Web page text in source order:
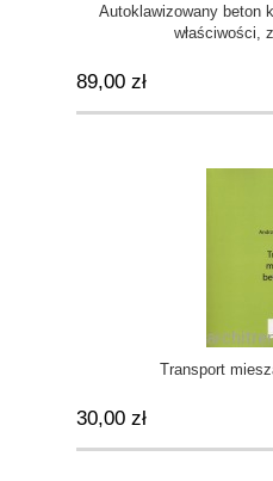
Autoklawizowany beton
właściwości,
89,00 zł
Transport
30,00 zł